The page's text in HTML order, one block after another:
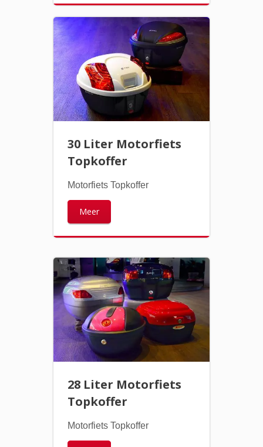
30 Liter Motorfiets
Topkoffer
Motorfiets Topkoffer
Meer
28 Liter Motorfiets
Topkoffer
Motorfiets Topkoffer